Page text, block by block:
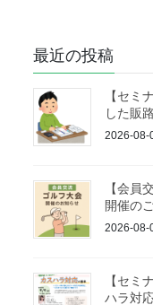
最近の投稿
【セミ
した販
2026-08-
【会員
開催の
2026-08-
【セミ
ハラ対